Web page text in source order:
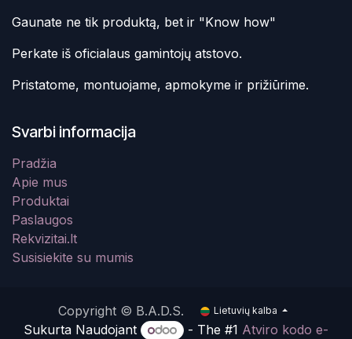
Gaunate ne tik produktą, bet ir "Know how"
Perkate iš oficialaus gamintojų atstovo.
Pristatome, montuojame, apmokyme ir prižiūrime.
Svarbi informacija
Pradžia
Apie mus
Produktai
Paslaugos
Rekvizitai.lt
Susisiekite su mumis
Copyright © B.A.D.S. Lietuvių kalba
Sukurta Naudojant - The #1 Atviro kodo e-